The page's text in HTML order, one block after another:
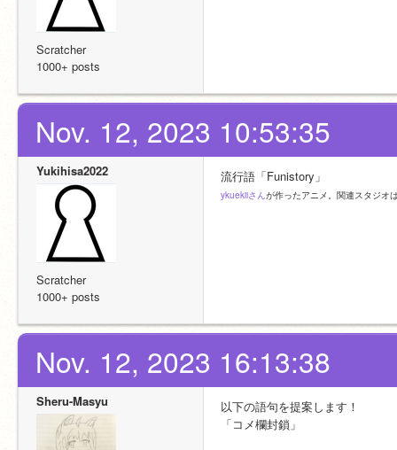
Scratcher
1000+ posts
Nov. 12, 2023 10:53:35
Yukihisa2022
Scratcher
1000+ posts
流行語「Funistory」
ykuekiiさんが作ったアニメ。関連スタジオ
Nov. 12, 2023 16:13:38
Sheru-Masyu
以下の語句を提案します！
「コメ欄封鎖」